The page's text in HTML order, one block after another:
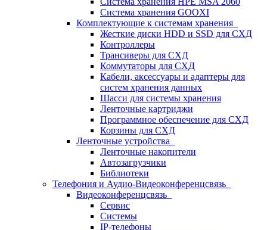
Система хранения GOOXI
Комплектующие к системам хранения
Жесткие диски HDD и SSD для СХД
Контроллеры
Трансиверы для СХД
Коммутаторы для СХД
Кабели, аксессуары и адаптеры для
систем хранения данных
Шасси для системы хранения
Ленточные картриджи
Программное обеспечение для СХД
Корзины для СХД
Ленточные устройства
Ленточные накопители
Автозагрузчики
Библиотеки
Телефония и Аудио-Видеоконференцсвязь
Видеоконференцсвязь
Сервис
Системы
IP-телефоны